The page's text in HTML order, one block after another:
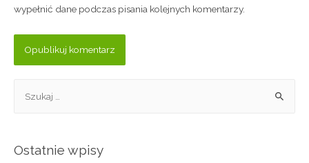
wypełnić dane podczas pisania kolejnych komentarzy.
Ostatnie wpisy